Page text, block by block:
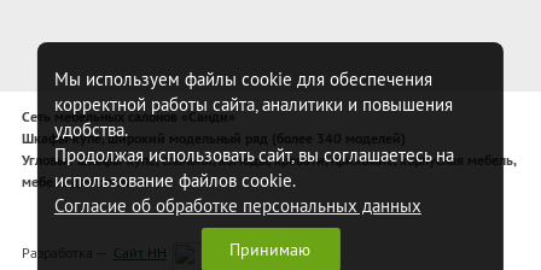
Сеть мебельных салонов «Санди»
Шкафы-купе, широкий модельный ряд (более 340 моделей)
Угловые шкафы-купе, спальни, комоды, кровати, прихожие, корпусная мебель,
мебель для спальни
Разработка — Сайт НН
Мы используем файлы cookie для обеспечения
корректной работы сайта, аналитики и повышения
удобства.
Продолжая использовать сайт, вы соглашаетесь на
использование файлов cookie.
Согласие об обработке персональных данных
Принимаю